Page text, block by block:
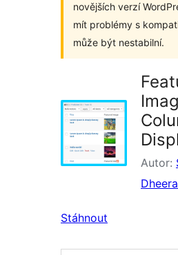
novějších verzí
mít problémy s
může být nestabilní.
Autor:
Stáhnout